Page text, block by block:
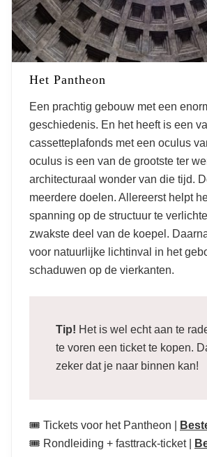
Het Pantheon
Een prachtig gebouw met een
geschiedenis. En het heeft is een
cassetteplafonds met een oculus
oculus is een van de grootste ter
architecturaal wonder van die tijd.
meerdere doelen. Allereerst helpt
spanning op de structuur te
zwakste deel van de koepel.
voor natuurlijke lichtinval in het
schaduwen op de vierkanten.
Tip! Het is wel echt aan te
te voren een ticket te kopen.
zeker dat je naar binnen kan!
🎟️ Tickets voor het Pantheon |
🎟️ Rondleiding + fasttrack-ticket |